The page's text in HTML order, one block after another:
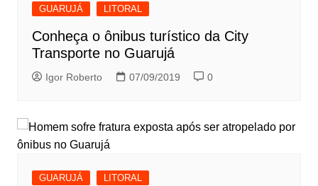
GUARUJÁ LITORAL
Conheça o ônibus turístico da City
Transporte no Guarujá
Igor Roberto 07/09/2019 0
GUARUJÁ LITORAL